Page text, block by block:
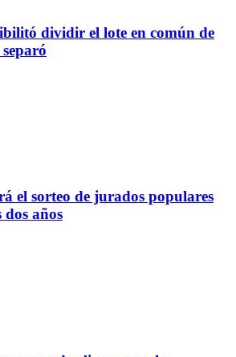
dividir el lote en común de
el sorteo de jurados populares
años